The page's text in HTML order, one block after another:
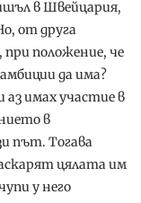
в Швейцария,
от друга
при положение, че
да има?
аз имах участие в
в
път. Тогава
цялата им
у него